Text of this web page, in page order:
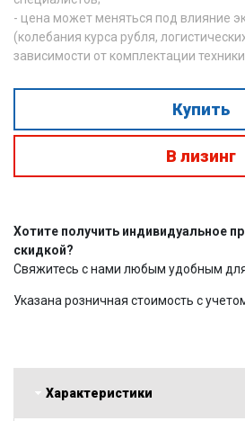
- цена может меняться под влияние
(колебания курса рубля,
зависимости от комплектации техники
Купить
В лизинг
Хотите получить индивидуальное
скидкой?
Свяжитесь с нами любым удобным
Указана розничная стоимость с
Характеристики